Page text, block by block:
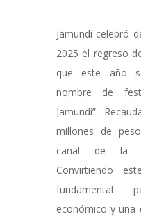
Jamundí celebró
2025 el regreso
que este año
nombre de
Jamundí”.
millones de
canal de la
Convirtiendo
fundamental
económico y una